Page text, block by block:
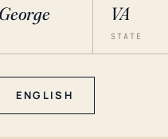
VA
STATE
ENGLISH